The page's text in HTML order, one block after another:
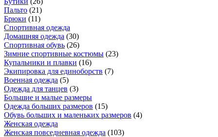
Пальто (21)
Брюки (11)
Спортивная одежда
Домашняя одежда (30)
Спортивная обувь (26)
Зимние спортивные костюмы (23)
Купальники и плавки (16)
Экипировка для единоборств (7)
Военная одежда (5)
Одежда для танцев (3)
Большие и малые размеры
Одежда больших размеров (15)
Обувь больших и маленьких размеров (4)
Женская одежда
Женская повседневная одежда (103)